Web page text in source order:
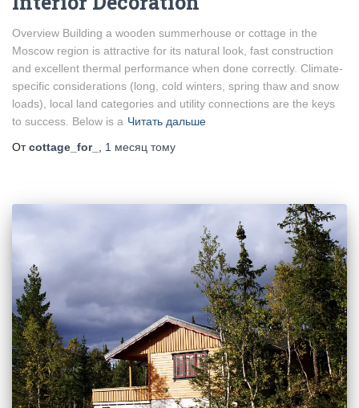
Overview Building a wooden summerhouse or cottage in the
Moscow region is attractive for its natural look, fast construction
and excellent thermal performance when done correctly. Climate-
specific considerations (long, cold winters, spring thaw and snow
loads), local land categories and utility connections are the keys
to success. Below is a Читать дальше
Отcottage_for_ 1 месяц тому